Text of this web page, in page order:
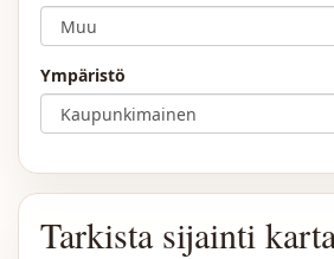
Ympäristö
Tarkista sijainti